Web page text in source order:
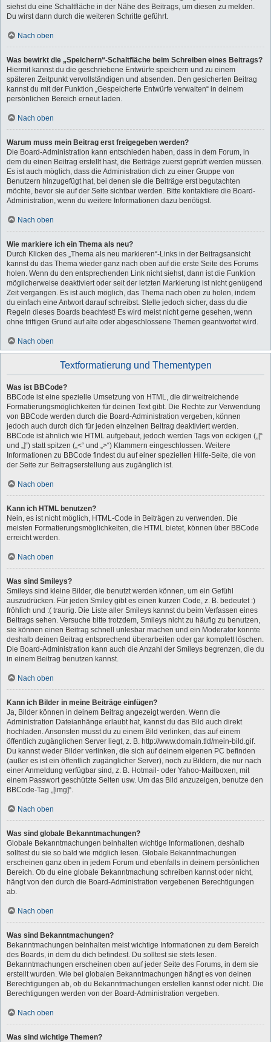
siehst du eine Schaltfläche in der Nähe des Beitrags, um diesen zu melden.
Du wirst dann durch die weiteren Schritte geführt.
Nach oben
Was bewirkt die „Speichern“-Schaltfläche beim Schreiben eines Beitrags?
Hiermit kannst du die geschriebene Entwürfe speichern und zu einem
späteren Zeitpunkt vervollständigen und absenden. Den gesicherten Beitrag
kannst du mit der Funktion „Gespeicherte Entwürfe verwalten“ in deinem
persönlichen Bereich erneut laden.
Nach oben
Warum muss mein Beitrag erst freigegeben werden?
Die Board-Administration kann entschieden haben, dass in dem Forum, in
dem du einen Beitrag erstellt hast, die Beiträge zuerst geprüft werden müssen.
Es ist auch möglich, dass die Administration dich zu einer Gruppe von
Benutzern hinzugefügt hat, bei denen sie die Beiträge erst begutachten
möchte, bevor sie auf der Seite sichtbar werden. Bitte kontaktiere die Board-
Administration, wenn du weitere Informationen dazu benötigst.
Nach oben
Wie markiere ich ein Thema als neu?
Durch Klicken des „Thema als neu markieren“-Links in der Beitragsansicht
kannst du das Thema wieder ganz nach oben auf die erste Seite des Forums
holen. Wenn du den entsprechenden Link nicht siehst, dann ist die Funktion
möglicherweise deaktiviert oder seit der letzten Markierung ist nicht genügend
Zeit vergangen. Es ist auch möglich, das Thema nach oben zu holen, indem
du einfach eine Antwort darauf schreibst. Stelle jedoch sicher, dass du die
Regeln dieses Boards beachtest! Es wird meist nicht gerne gesehen, wenn
ohne triftigen Grund auf alte oder abgeschlossene Themen geantwortet wird.
Nach oben
Textformatierung und Thementypen
Was ist BBCode?
BBCode ist eine spezielle Umsetzung von HTML, die dir weitreichende
Formatierungsmöglichkeiten für deinen Text gibt. Die Rechte zur Verwendung
von BBCode werden durch die Board-Administration vergeben, können
jedoch auch durch dich für jeden einzelnen Beitrag deaktiviert werden.
BBCode ist ähnlich wie HTML aufgebaut, jedoch werden Tags von eckigen („[“
und „]“) statt spitzen („<“ und „>“) Klammern eingeschlossen. Weitere
Informationen zu BBCode findest du auf einer speziellen Hilfe-Seite, die von
der Seite zur Beitragserstellung aus zugänglich ist.
Nach oben
Kann ich HTML benutzen?
Nein, es ist nicht möglich, HTML-Code in Beiträgen zu verwenden. Die
meisten Formatierungsmöglichkeiten, die HTML bietet, können über BBCode
erreicht werden.
Nach oben
Was sind Smileys?
Smileys sind kleine Bilder, die benutzt werden können, um ein Gefühl
auszudrücken. Für jeden Smiley gibt es einen kurzen Code, z. B. bedeutet :)
fröhlich und :( traurig. Die Liste aller Smileys kannst du beim Verfassen eines
Beitrags sehen. Versuche bitte trotzdem, Smileys nicht zu häufig zu benutzen,
sie können einen Beitrag schnell unlesbar machen und ein Moderator könnte
deshalb deinen Beitrag entsprechend überarbeiten oder gar komplett löschen.
Die Board-Administration kann auch die Anzahl der Smileys begrenzen, die du
in einem Beitrag benutzen kannst.
Nach oben
Kann ich Bilder in meine Beiträge einfügen?
Ja, Bilder können in deinem Beitrag angezeigt werden. Wenn die
Administration Dateianhänge erlaubt hat, kannst du das Bild auch direkt
hochladen. Ansonsten musst du zu einem Bild verlinken, das auf einem
öffentlich zugänglichen Server liegt, z. B. http://www.domain.tld/mein-bild.gif.
Du kannst weder Bilder verlinken, die sich auf deinem eigenen PC befinden
(außer es ist ein öffentlich zugänglicher Server), noch zu Bildern, die nur nach
einer Anmeldung verfügbar sind, z. B. Hotmail- oder Yahoo-Mailboxen, mit
einem Passwort geschützte Seiten usw. Um das Bild anzuzeigen, benutze den
BBCode-Tag „[img]“.
Nach oben
Was sind globale Bekanntmachungen?
Globale Bekanntmachungen beinhalten wichtige Informationen, deshalb
solltest du sie so bald wie möglich lesen. Globale Bekanntmachungen
erscheinen ganz oben in jedem Forum und ebenfalls in deinem persönlichen
Bereich. Ob du eine globale Bekanntmachung schreiben kannst oder nicht,
hängt von den durch die Board-Administration vergebenen Berechtigungen
ab.
Nach oben
Was sind Bekanntmachungen?
Bekanntmachungen beinhalten meist wichtige Informationen zu dem Bereich
des Boards, in dem du dich befindest. Du solltest sie stets lesen.
Bekanntmachungen erscheinen oben auf jeder Seite des Forums, in dem sie
erstellt wurden. Wie bei globalen Bekanntmachungen hängt es von deinen
Berechtigungen ab, ob du Bekanntmachungen erstellen kannst oder nicht. Die
Berechtigungen werden von der Board-Administration vergeben.
Nach oben
Was sind wichtige Themen?